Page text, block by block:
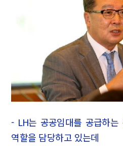
- LH는 공공임대를 공급하
역할을 담당하고 있는데